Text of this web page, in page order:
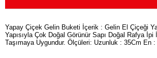
Yapay Çiçek Gelin Buketi İçerik : Gelin El Çiçeği
Yapısıyla Çok Doğal Görünür Sapı Doğal Rafya İpi
Taşımaya Uygundur. Ölçüleri: Uzunluk : 35Cm En :